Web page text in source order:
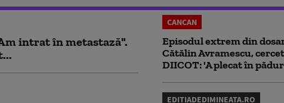
intrat în metastază".
CANCAN
Episodul extrem din
Cătălin Avramescu,
DIICOT: 'A plecat în
EDITIADEDIMINEATA.RO